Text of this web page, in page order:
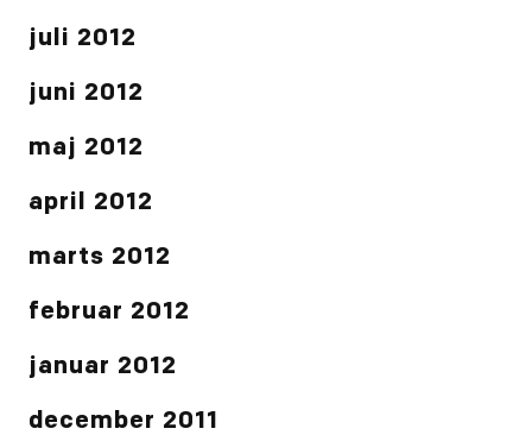
juli 2012
juni 2012
maj 2012
april 2012
marts 2012
februar 2012
januar 2012
december 2011